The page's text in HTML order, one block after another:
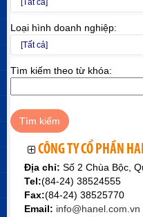
Loại hình doanh nghiệp:
Tìm kiếm theo từ khóa:
CÔNG TY CỔ PHẦN
Địa chỉ: Số 2 Chùa Bộc,
Tel:(84-24) 38524555
Fax:(84-24) 38525770
Email: info@hanel.com.vn